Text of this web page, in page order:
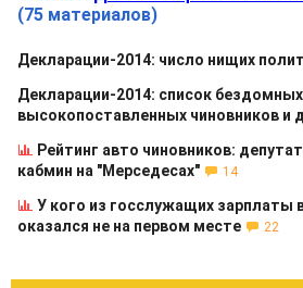
(75 материалов)
Декларации-2014: число нищих
Декларации-2014: список бездомных
высокопоставленных чиновников и
Рейтинг авто чиновников:
кабмин на "Мерседесах"
14
У кого из госслужащих зарплаты
оказался не на первом месте
22